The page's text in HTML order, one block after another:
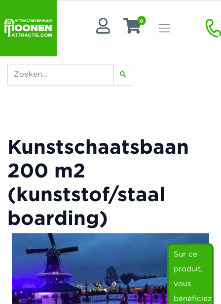
0
Kunstschaatsbaan
200 m2
(kunststof/staal
boarding)
Sur ce
produit,
vous
bénéficiez